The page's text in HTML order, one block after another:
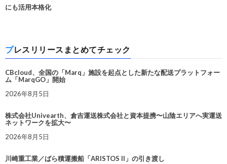
にも活用本格化
プレスリリースまとめてチェック
CBcloud、全国の「Marq」施設を起点とした新たな配送プラットフォー
ム「MarqGO」開始
2026年8月5日
株式会社Univearth、倉吉運送株式会社と資本提携〜山陰エリアへ実運送
ネットワークを拡大〜
2026年8月5日
川崎重工業／ばら積運搬船「ARISTOS II」の引き渡し